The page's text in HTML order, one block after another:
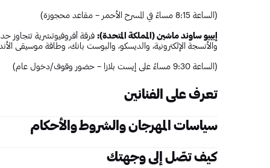
(الساعة 8:15 مساءً في المسرح الأحمر – مقاعد محجوزة)
إيبيو ساوند ماشين ‏(المملكة المتحدة): فرقة أفروفيوتشرية تتجاوز
والأنسجة الإلكترونية، والديسكو، والبوست بانك، وطاقة موسيقى
(الساعة 9:30 مساءً على إيست بلازا – حضور وقوف/دخول عام)
تعرف على الفنانين
عازف ومنتج سويسري ومغربي متعدد الآلات الموسيقية ينحدر من
الإلكترونية التي شكلت نشأته. وتتمثل تأثيراته في موسيقى الهيب
سياسات المهرجان والشروط والأحكام
يتم الدخول إلى حرم جامعة نيويورك أبوظبي من خلال موقف
كيف تصّل إلى وجهتك